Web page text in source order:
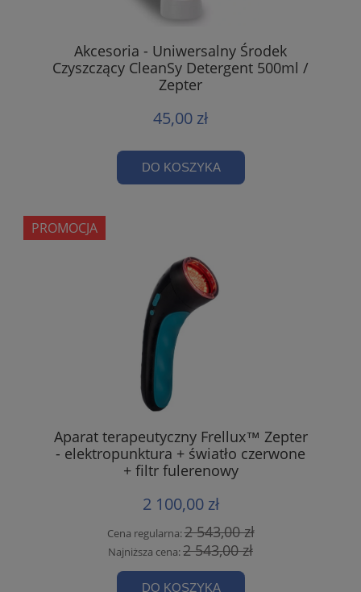
Akcesoria - Uniwersalny Środek
Czyszczący CleanSy Detergent 500ml /
Zepter
45,00 zł
DO KOSZYKA
Aparat terapeutyczny Frellux™ Zepter
- elektropunktura + światło czerwone
+ filtr fulerenowy
2 100,00 zł
Cena regularna:2 543,00 zł
Najniższa cena:2 543,00 zł
DO KOSZYKA
PROMOCJA